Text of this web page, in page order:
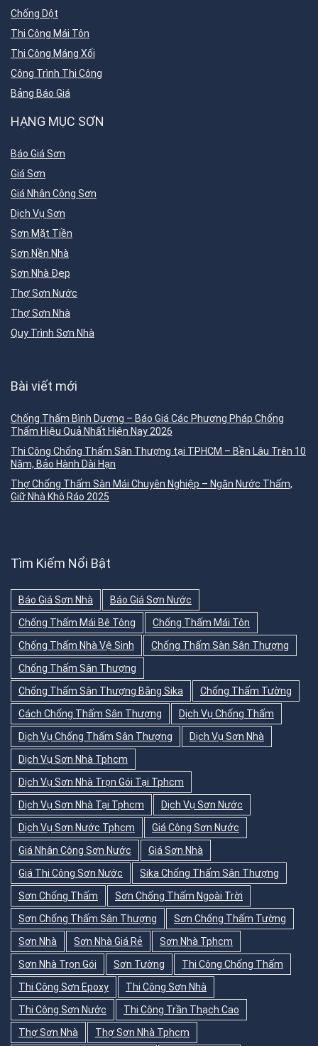
Chống Dột
Thi Công Mái Tôn
Thi Công Máng Xối
Công Trình Thi Công
Bảng Báo Giá
HẠNG MỤC SƠN
Báo Giá Sơn
Giá Sơn
Giá Nhân Công Sơn
Dịch Vụ Sơn
Sơn Mặt Tiền
Sơn Nền Nhà
Sơn Nhà Đẹp
Thợ Sơn Nước
Thợ Sơn Nhà
Quy Trình Sơn Nhà
Bài viết mới
Chống Thấm Bình Dương – Báo Giá Các Phương Pháp Chống
Thấm Hiệu Quả Nhất Hiện Nay 2026
Thi Công Chống Thấm Sân Thượng tại TPHCM – Bền Lâu Trên 10
Năm, Bảo Hành Dài Hạn
Thợ Chống Thấm Sàn Mái Chuyên Nghiệp – Ngăn Nước Thấm,
Giữ Nhà Khô Ráo 2025
Tìm Kiếm Nổi Bật
Báo Giá Sơn Nhà
Báo Giá Sơn Nước
Chống Thấm Mái Bê Tông
Chống Thấm Mái Tôn
Chống Thấm Nhà Vệ Sinh
Chống Thấm Sàn Sân Thượng
Chống Thấm Sân Thượng
Chống Thấm Sân Thượng Bằng Sika
Chống Thấm Tường
Cách Chống Thấm Sân Thượng
Dịch Vụ Chống Thấm
Dịch Vụ Chống Thấm Sân Thượng
Dịch Vụ Sơn Nhà
Dịch Vụ Sơn Nhà Tphcm
Dịch Vụ Sơn Nhà Trọn Gói Tại Tphcm
Dịch Vụ Sơn Nhà Tại Tphcm
Dịch Vụ Sơn Nước
Dịch Vụ Sơn Nước Tphcm
Giá Công Sơn Nước
Giá Nhân Công Sơn Nước
Giá Sơn Nhà
Giá Thi Công Sơn Nước
Sika Chống Thấm Sân Thượng
Sơn Chống Thấm
Sơn Chống Thấm Ngoài Trời
Sơn Chống Thấm Sân Thượng
Sơn Chống Thấm Tường
Sơn Nhà
Sơn Nhà Giá Rẻ
Sơn Nhà Tphcm
Sơn Nhà Trọn Gói
Sơn Tường
Thi Công Chống Thấm
Thi Công Sơn Epoxy
Thi Công Sơn Nhà
Thi Công Sơn Nước
Thi Công Trần Thạch Cao
Thợ Sơn Nhà
Thợ Sơn Nhà Tphcm